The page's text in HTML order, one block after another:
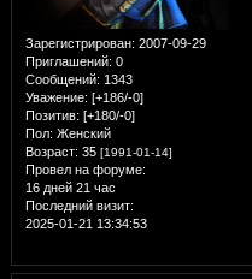
Зарегистрирован: 2007-09-29
Приглашений: 0
Сообщений: 1343
Уважение: [+186/-0]
Позитив: [+180/-0]
Пол: Женский
Возраст: 35 [1991-01-14]
Провел на форуме:
16 дней 21 час
Последний визит:
2025-01-21 13:34:53